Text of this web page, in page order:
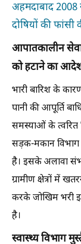
अहमदाबाद 2008
दोषियों की फांसी
आपातकालीन
को हटाने का
भारी बारिश के
पानी की आपूर्ति
समस्याओं के त्वरित
सड़क-मकान विभाग
है। इसके अलावा
ग्रामीण क्षेत्रों में
करके जोखिम भरी
है।
स्वास्थ्य विभाग